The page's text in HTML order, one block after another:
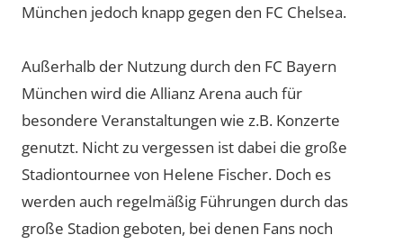
München jedoch knapp gegen den FC Chelsea.
Außerhalb der Nutzung durch den FC Bayern
München wird die Allianz Arena auch für
besondere Veranstaltungen wie z.B. Konzerte
genutzt. Nicht zu vergessen ist dabei die große
Stadiontournee von Helene Fischer. Doch es
werden auch regelmäßig Führungen durch das
große Stadion geboten, bei denen Fans noch